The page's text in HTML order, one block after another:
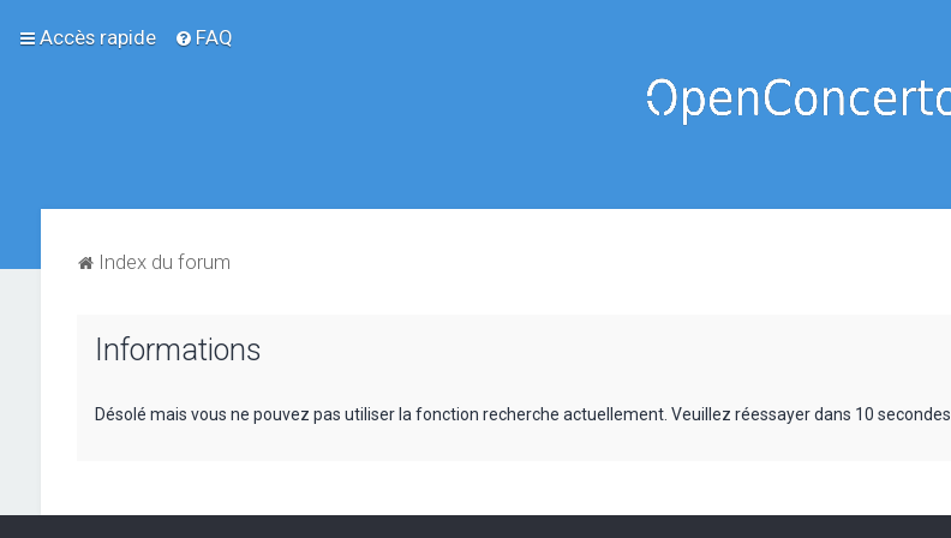
Accès rapide FAQ
Index du forum
Informations
Désolé mais vous ne pouvez pas utiliser la fonction recherche actuellement. Veuillez réessayer dans 10 secondes.